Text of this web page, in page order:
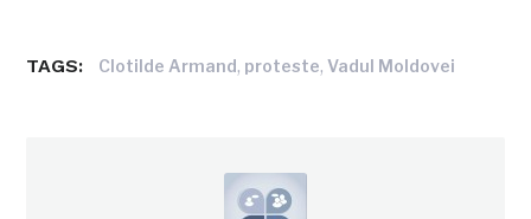
TAGS: Clotilde Armand, proteste,Vadul Moldovei